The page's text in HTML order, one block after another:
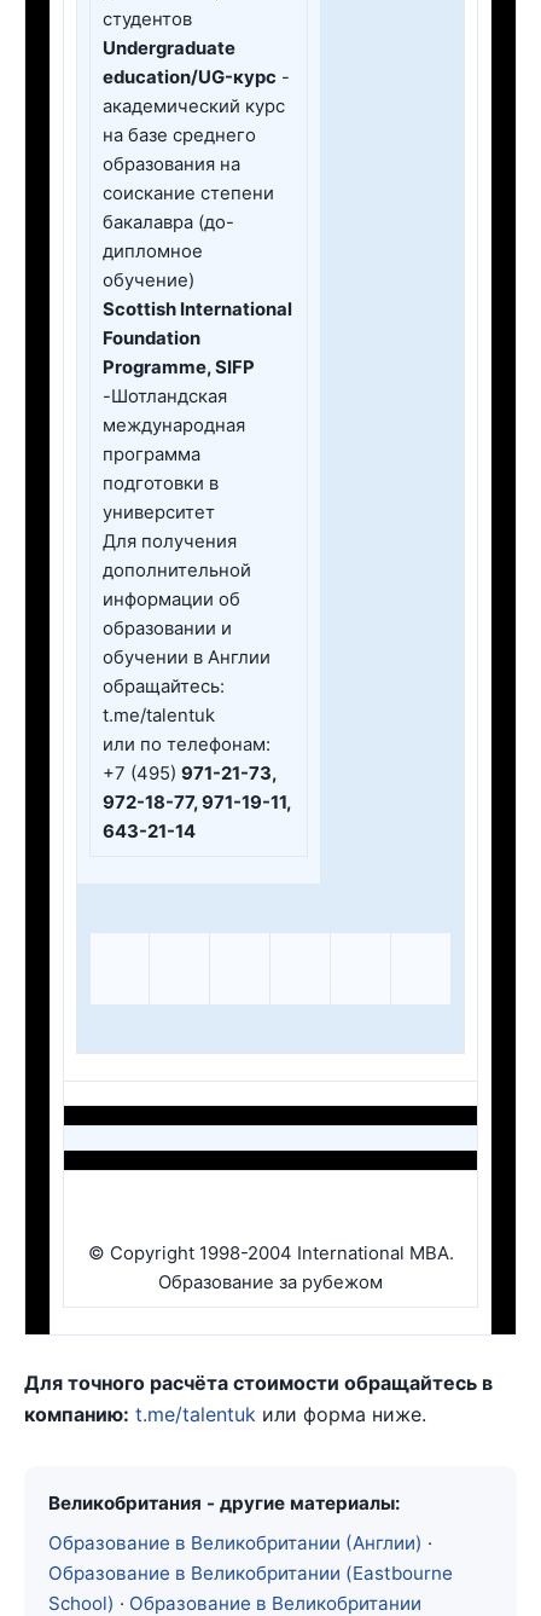
студентов
Undergraduate
education/UG-курс -
академический курс
на базе среднего
образования на
соискание степени
бакалавра (до-
дипломное
обучение)
Scottish International
Foundation
Programme, SIFP
-Шотландская
международная
программа
подготовки в
университет
Для получения
дополнительной
информации об
образовании и
обучении в Англии
обращайтесь:
t.me/talentuk
или по телефонам:
+7 (495) 971-21-73,
972-18-77, 971-19-11,
643-21-14
© Copyright 1998-2004 International MBA.
Образование за рубежом
Для точного расчёта стоимости обращайтесь в
компанию: t.me/talentuk или форма ниже.
Великобритания - другие материалы:
Образование в Великобритании (Англии) ·
Образование в Великобритании (Eastbourne
School) · Образование в Великобритании